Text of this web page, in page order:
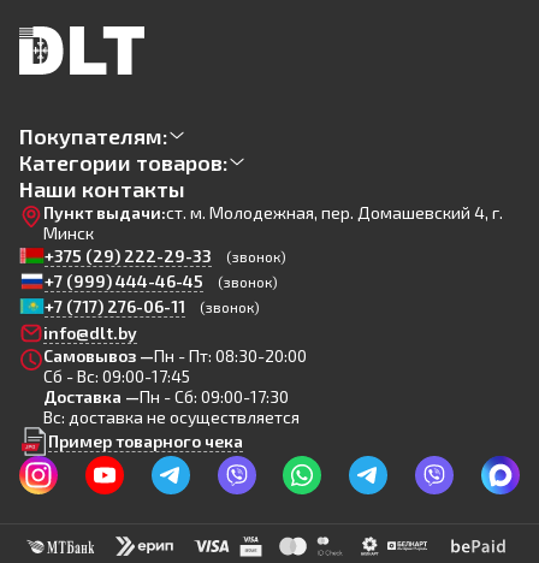
Покупателям:
Категории товаров:
Наши контакты
Пункт выдачи:ст. м. Молодежная, пер. Домашевский 4, г.
Минск
+375 (29) 222-29-33
(звонок)
+7 (999) 444-46-45 (звонок)
+7 (717) 276-06-11 (звонок)
info@dlt.by
Самовывоз —Пн - Пт: 08:30-20:00
Сб - Вс: 09:00-17:45
Доставка —Пн - Сб: 09:00-17:30
Вс: доставка не осуществляется
Пример товарного чека